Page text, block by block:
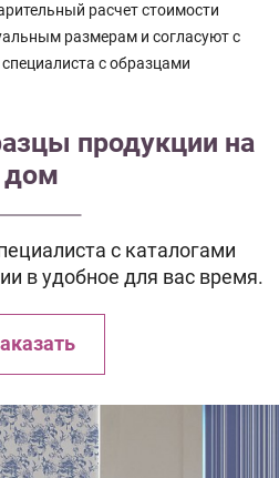
расчет стоимости
размерам и согласуют с
с образцами
продукции на
дом
с каталогами
в удобное для вас время.